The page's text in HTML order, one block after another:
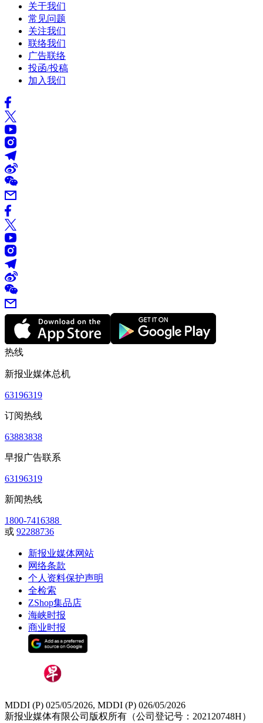
关于我们
常见问题
关注我们
联络我们
广告联络
投函/投稿
加入我们
热线
新报业媒体总机
63196319
订阅热线
63883838
早报广告联系
63196319
新闻热线
1800-7416388
或 92288736
新报业媒体网站
网络条款
个人资料保护声明
全检索
ZShop集品店
海峡时报
商业时报
MDDI (P) 025/05/2026, MDDI (P) 026/05/2026
新报业媒体有限公司版权所有（公司登记号：202120748H）